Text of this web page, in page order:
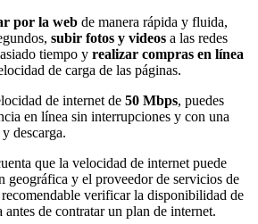
por la web de manera rápida y fluida,
subir fotos y videos a las redes
tiempo y realizar compras en línea
de carga de las páginas.
de internet de 50 Mbps, puedes
en línea sin interrupciones y con una
descarga.
que la velocidad de internet puede
geográfica y el proveedor de servicios de
verificar la disponibilidad de
antes de contratar un plan de internet.